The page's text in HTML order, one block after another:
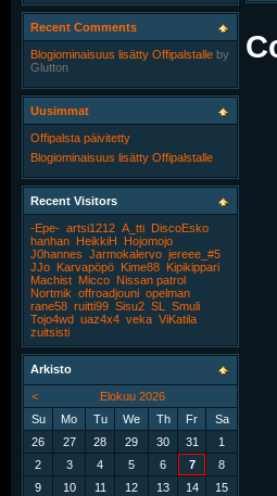
Recent Comments
Blogiominaisuus lisätty Offipalstalle by
Glutton
Uusimmat
Offipalsta päivitetty
Blogiominaisuus lisätty Offipalstalle
Recent Visitors
-Epe- artsi1212 A_tti
DiscoEsko
hanhan
HeikkiH
Hojomojo
J0hannes Jarmokalervo jereee_#5
JJo
Karvapöpö Kime88
Kipikippari
Machist Micco Nissan patrol
Nortmik offroadjouni opelman
rane58 ruitti99 Sisu2 SL Smuli
Tojo4wd uaz4x4 veka ViKatila
zuitsisti
Arkisto
<
Elokuu 2026
Su
Mo Tu We Th Fr
Sa
26
27 28 29 30 31
1
2
3 4 5 6 7
8
9
10 11 12 13 14
15